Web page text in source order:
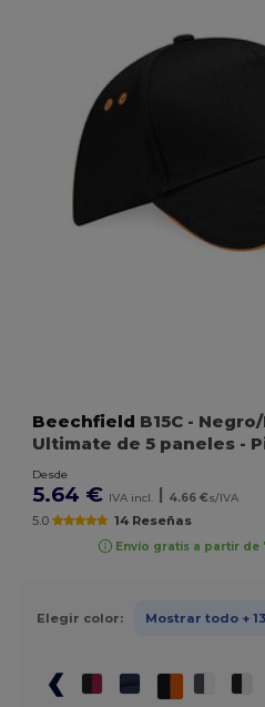
Beechfield B15C -
Ultimate de 5 paneles -
Desde
5.64 € IVA incl. 4.66 €s/IVA
5.0 14 Reseñas
Envío gratis a partir de
Elegir color: Mostrar todo + 13